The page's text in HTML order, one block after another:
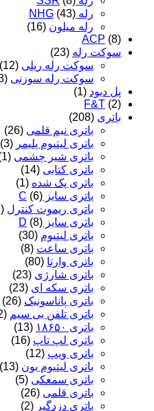
رله NHG (43)
رله میلون (16)
ACP (8)
سوکت رله (23)
سوکت رله ریلی (12)
سوکت رله سوزنی (13)
پل دیود (1)
F&T (2)
باتری (208)
باتری نیم قلمی (26)
باتری لیتیوم پلیمر (3)
باتری شیر چشمی (1)
باتری کتابی (14)
باتری پک شده (1)
باتری سایز C (6)
باتری ریموت کنترل (8)
باتری سایز D (8)
باتری لیتیوم (30)
باتری ساعت (8)
باتری وارتا (80)
باتری شارژی (23)
باتری سکه ای (23)
باتری پاناسونیک (26)
باتری تلفن بی سیم (12)
باتری ۱۸۶۵۰
(13)
باتری لپ تاپ (16)
باتری ویپ (12)
باتری لیتیوم یون (13)
باتری سمعکی (5)
باتری قلمی (26)
باتری دزدگیر (2)